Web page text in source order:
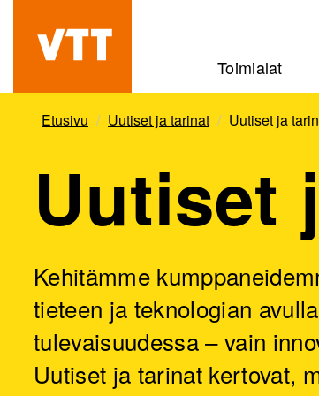
pääsisältöön
Beyond
the
obvious
Toimialat
Etusivu Uutiset ja tarinat Uutiset ja
Uutiset
Kehitämme
tieteen ja teknologian
tulevaisuudessa – vain
Uutiset ja tarinat kertovat,